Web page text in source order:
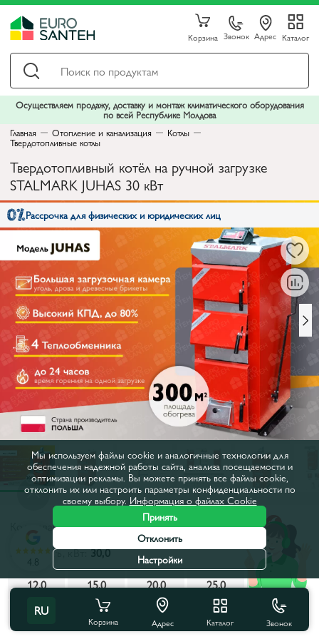
Корзина Звонок Адрес Каталог
Осуществляем продажу, доставку и монтаж климатического оборудования
по всей Республике Молдова
Главная
Отопление и канализация Котлы
Твердотопливные котлы
Твердотопливный котёл на ручной загрузке
STALMARK JUHAS 30 кВт
Рассрочка для физических и юридических лиц
Код товара:juhas30
Мощность, кВт:30,0
12,0
15,0 20,0 25,0
30,0
40,0
RU
Корзина Адрес Каталог Звонок
4.8
Мы используем файлы cookie и аналогичные технологии для
обеспечения надежной работы сайта, анализа посещаемости и
оптимизации рекламы. Вы можете принять все файлы cookie,
отклонить их или настроить параметры конфиденциальности по
своему выбору. Информация о файлах Cookie
Принять
Отклонить
Настройки